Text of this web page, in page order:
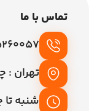
تماس با ما
تهران :
شنبه تا چهارشنبه